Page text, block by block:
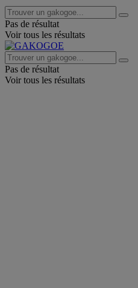
Pas de résultat
Voir tous les résultats
Pas de résultat
Voir tous les résultats